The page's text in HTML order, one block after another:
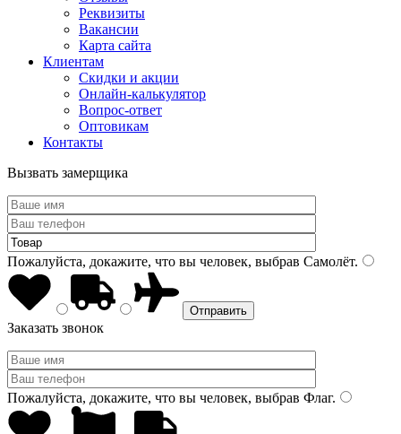
Реквизиты
Вакансии
Карта сайта
Клиентам
Скидки и акции
Онлайн-калькулятор
Вопрос-ответ
Оптовикам
Контакты
Вызвать замерщика
Пожалуйста, докажите, что вы человек, выбрав Самолёт.
Заказать звонок
Пожалуйста, докажите, что вы человек, выбрав Флаг.